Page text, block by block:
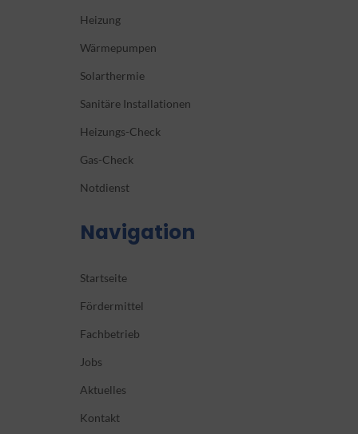
Heizung
Wärmepumpen
Solarthermie
Sanitäre Installationen
Heizungs-Check
Gas-Check
Notdienst
Navigation
Startseite
Fördermittel
Fachbetrieb
Jobs
Aktuelles
Kontakt